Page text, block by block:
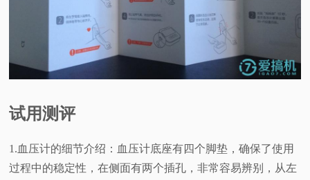
试用测评
1.血压计的细节介绍：血压计底座有四个脚垫，确保了使用
过程中的稳定性，在侧面有两个插孔，非常容易辨别，从左